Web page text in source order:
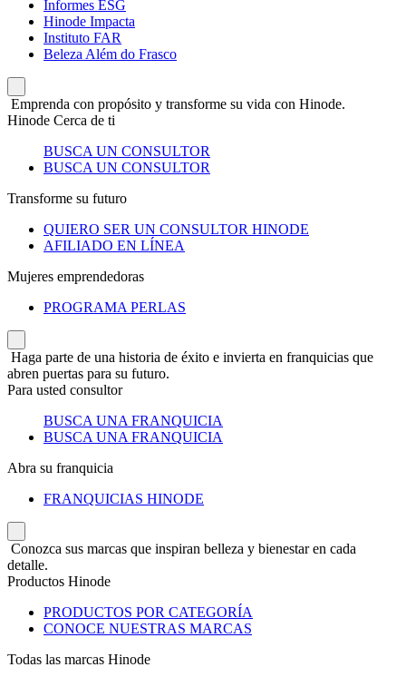
Informes ESG
Hinode Impacta
Instituto FAR
Beleza Além do Frasco
Emprenda con propósito y transforme su vida con Hinode.
Hinode Cerca de ti
BUSCA UN CONSULTOR
BUSCA UN CONSULTOR
Transforme su futuro
QUIERO SER UN CONSULTOR HINODE
AFILIADO EN LÍNEA
Mujeres emprendedoras
PROGRAMA PERLAS
Haga parte de una historia de éxito e invierta en franquicias que
abren puertas para su futuro.
Para usted consultor
BUSCA UNA FRANQUICIA
BUSCA UNA FRANQUICIA
Abra su franquicia
FRANQUICIAS HINODE
Conozca sus marcas que inspiran belleza y bienestar en cada
detalle.
Productos Hinode
PRODUCTOS POR CATEGORÍA
CONOCE NUESTRAS MARCAS
Todas las marcas Hinode